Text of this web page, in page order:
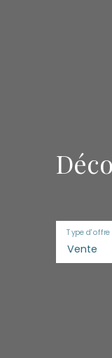
Vente
Type d'offre